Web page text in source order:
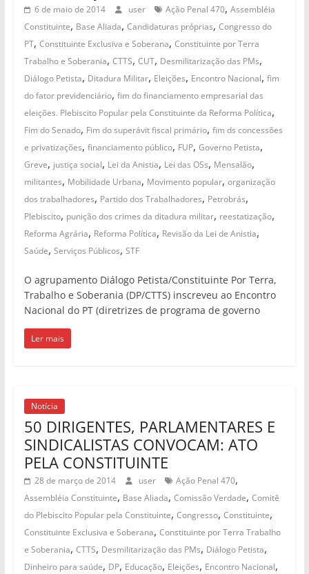
6 de maio de 2014 user Ação Penal 470, Assembléia
Constituinte, Base Aliada, Candidaturas próprias, Congresso do
PT, Constituinte Exclusiva e Soberana, Constituinte por Terra
Trabalho e Soberania, CTTS, CUT, Desmilitarização das PMs,
Diálogo Petista, Ditadura Militar, Eleições, Encontro Nacional, fim
do fator previdenciário, fim do financiamento empresarial das
eleições. Plebiscito Popular pela Constituinte da Reforma Política,
Fim do Senado, Fim do superávit fiscal primário, fim ds concessões
e privatizações, financiamento público, FUP, Governo Petista,
Greve, justiça social, Lei da Anistia, Lei das OSs, Mensalão,
militantes, Mobilidade Urbana, Movimento popular, organização
dos trabalhadores, Partido dos Trabalhadores, Petrobrás,
Plebiscito, punição dos crimes da ditadura militar, reestatização,
Reforma Agrária, Reforma Política, Revisão da Lei de Anistia,
Saúde, Serviços Públicos, STF
O agrupamento Diálogo Petista/Constituinte Por Terra,
Trabalho e Soberania (DP/CTTS) inscreveu ao Encontro
Nacional do PT (diretrizes de programa de governo
Ler mais
Notícia
50 DIRIGENTES, PARLAMENTARES E
SINDICALISTAS CONVOCAM: ATO
PELA CONSTITUINTE
28 de março de 2014 user Ação Penal 470,
Assembléia Constituinte, Base Aliada, Comissão Verdade, Comitê
do Plebiscito Popular pela Constituinte, Congresso, Constituinte,
Constituinte Exclusiva e Soberana, Constituinte por Terra Trabalho
e Soberania, CTTS, Desmilitarização das PMs, Diálogo Petista,
Dinheiro para saúde, DP, Educação, Eleições, Encontro Nacional,